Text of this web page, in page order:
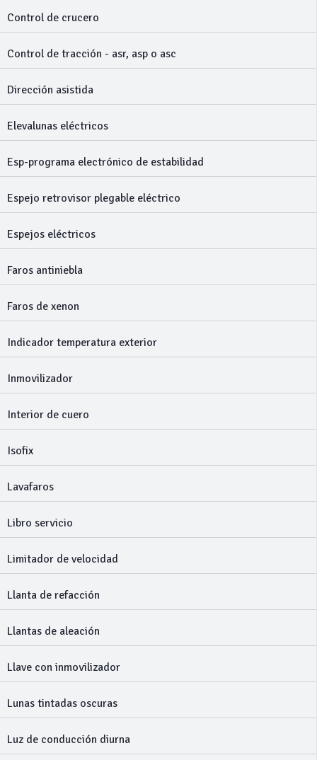
Control de crucero
Control de tracción - asr, asp o asc
Dirección asistida
Elevalunas eléctricos
Esp-programa electrónico de estabilidad
Espejo retrovisor plegable eléctrico
Espejos eléctricos
Faros antiniebla
Faros de xenon
Indicador temperatura exterior
Inmovilizador
Interior de cuero
Isofix
Lavafaros
Libro servicio
Limitador de velocidad
Llanta de refacción
Llantas de aleación
Llave con inmovilizador
Lunas tintadas oscuras
Luz de conducción diurna